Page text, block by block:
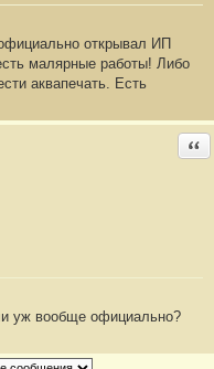
открывал ИП
малярные работы! Либо
аквапечать. Есть
уж вообще официально?